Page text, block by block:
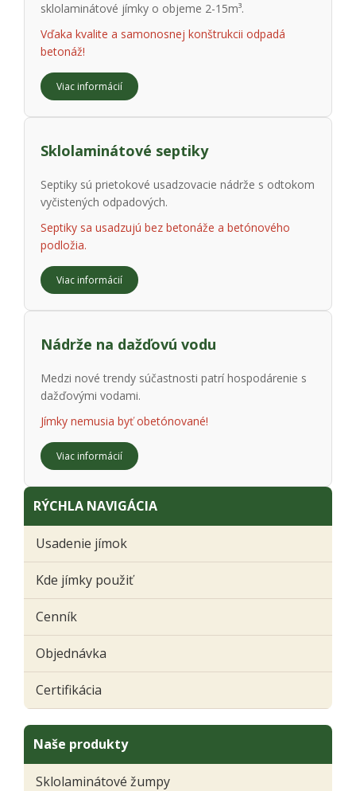
sklolaminátové jímky o objeme 2-15m³.
Vďaka kvalite a samonosnej konštrukcii odpadá
betonáž!
Viac informácií
Sklolaminátové septiky
Septiky sú prietokové usadzovacie nádrže s odtokom
vyčistených odpadových.
Septiky sa usadzujú bez betonáže a betónového
podložia.
Viac informácií
Nádrže na dažďovú vodu
Medzi nové trendy súčastnosti patrí hospodárenie s
dažďovými vodami.
Jímky nemusia byť obetónované!
Viac informácií
RÝCHLA NAVIGÁCIA
Usadenie jímok
Kde jímky použiť
Cenník
Objednávka
Certifikácia
Naše produkty
Sklolaminátové žumpy